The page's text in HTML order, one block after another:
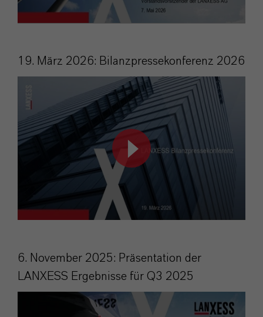
19. März 2026: Bilanzpressekonferenz 2026
6. November 2025: Präsentation der
LANXESS Ergebnisse für Q3 2025